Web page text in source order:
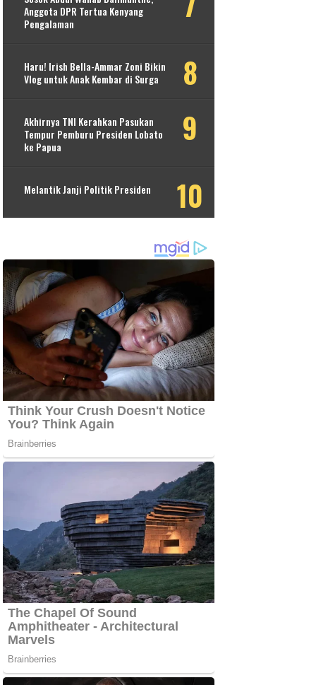
Anggota DPR Tertua Kenyang
Pengalaman
Haru! Irish Bella-Ammar Zoni Bikin
Vlog untuk Anak Kembar di Surga
Akhirnya TNI Kerahkan Pasukan
Tempur Pemburu Presiden Lobato
ke Papua
Melantik Janji Politik Presiden